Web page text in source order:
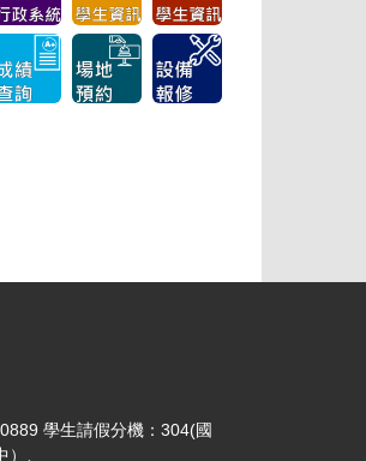
學生請假分機：304(國
、